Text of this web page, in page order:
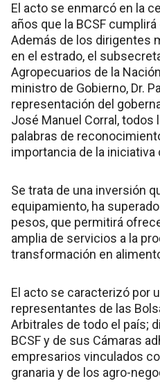
El acto se enmarcó en la
años que la BCSF
Además de los dirigentes
en el estrado, el
Agropecuarios de la
ministro de Gobierno, Dr.
representación del
José Manuel Corral, todos
palabras de
importancia de la iniciativa
Se trata de una inversión
equipamiento, ha
pesos, que permitirá
amplia de servicios a la
transformación en
El acto se caracterizó por
representantes de las
Arbitrales de todo el país;
BCSF y de sus Cámaras
empresarios vinculados
granaria y de los agro-